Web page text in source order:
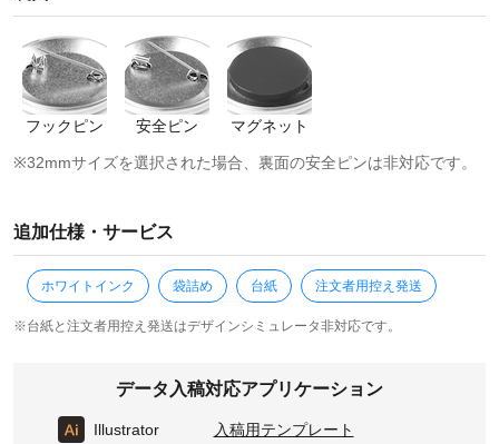
フックピン 安全ピン マグネット
※32mmサイズを選択された場合、裏面の安全ピンは非対応です。
追加仕様・サービス
ホワイトインク 袋詰め 台紙 注文者用控え発送
※台紙と注文者用控え発送はデザインシミュレータ非対応です。
データ入稿対応アプリケーション
Illustrator
入稿用テンプレート